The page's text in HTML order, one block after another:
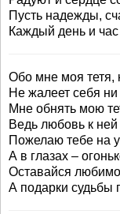
Пусть надежды,
Каждый день и
Обо мне моя тетя,
Не жалеет себя ни
Мне обнять мою
Ведь любовь к ней
Пожелаю тебе на
А в глазах –
Оставайся
А подарки судьбы